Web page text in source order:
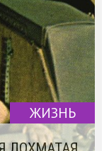
ЖИЗНЬ